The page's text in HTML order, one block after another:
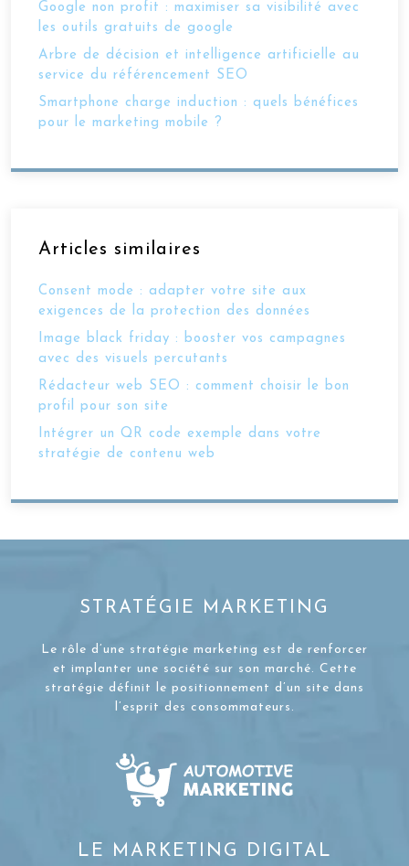
Google non profit : maximiser sa visibilité avec
les outils gratuits de google
Arbre de décision et intelligence artificielle au
service du référencement SEO
Smartphone charge induction : quels bénéfices
pour le marketing mobile ?
Articles similaires
Consent mode : adapter votre site aux
exigences de la protection des données
Image black friday : booster vos campagnes
avec des visuels percutants
Rédacteur web SEO : comment choisir le bon
profil pour son site
Intégrer un QR code exemple dans votre
stratégie de contenu web
STRATÉGIE MARKETING
Le rôle d’une stratégie marketing est de renforcer
et implanter une société sur son marché. Cette
stratégie définit le positionnement d’un site dans
l’esprit des consommateurs.
LE MARKETING DIGITAL